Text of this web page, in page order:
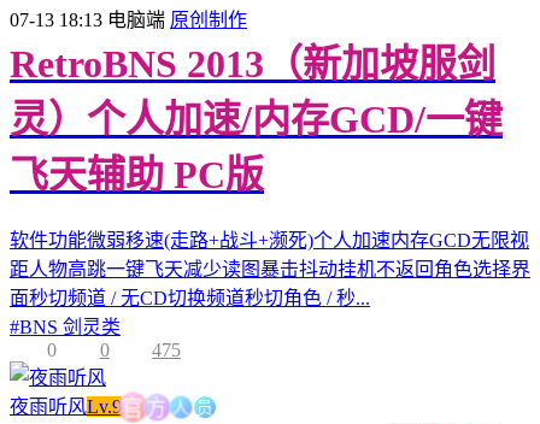
07-13 18:13 电脑端 原创制作
RetroBNS 2013（新加坡服剑
灵）个人加速/内存GCD/一键
飞天辅助 PC版
软件功能微弱移速(走路+战斗+濒死)个人加速内存GCD无限视
距人物高跳一键飞天减少读图暴击抖动挂机不返回角色选择界
面秒切频道 / 无CD切换频道秒切角色 / 秒...
#BNS 剑灵类
0
0 475
夜雨听风Lv.9官方人员